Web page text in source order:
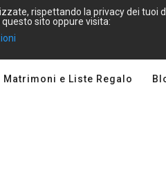
rispettando la privacy dei tuoi
sito oppure visita:
Matrimoni e Liste Regalo